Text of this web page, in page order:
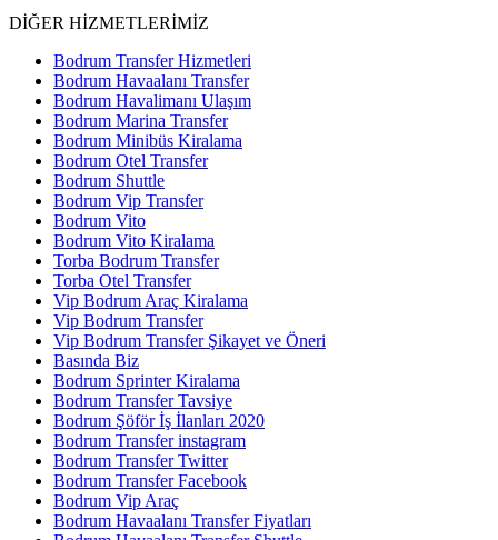
DİĞER HİZMETLERİMİZ
Bodrum Transfer Hizmetleri
Bodrum Havaalanı Transfer
Bodrum Havalimanı Ulaşım
Bodrum Marina Transfer
Bodrum Minibüs Kiralama
Bodrum Otel Transfer
Bodrum Shuttle
Bodrum Vip Transfer
Bodrum Vito
Bodrum Vito Kiralama
Torba Bodrum Transfer
Torba Otel Transfer
Vip Bodrum Araç Kiralama
Vip Bodrum Transfer
Vip Bodrum Transfer Şikayet ve Öneri
Basında Biz
Bodrum Sprinter Kiralama
Bodrum Transfer Tavsiye
Bodrum Şöför İş İlanları 2020
Bodrum Transfer instagram
Bodrum Transfer Twitter
Bodrum Transfer Facebook
Bodrum Vip Araç
Bodrum Havaalanı Transfer Fiyatları